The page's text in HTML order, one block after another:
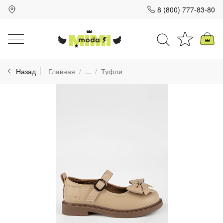
8 (800) 777-83-80
Назад Главная ... Туфли
Для клиентов всех банков
Разбейте